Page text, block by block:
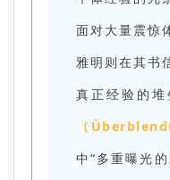
面对大量震惊
雅明则在其书
真正经验的
（
中“多重曝光